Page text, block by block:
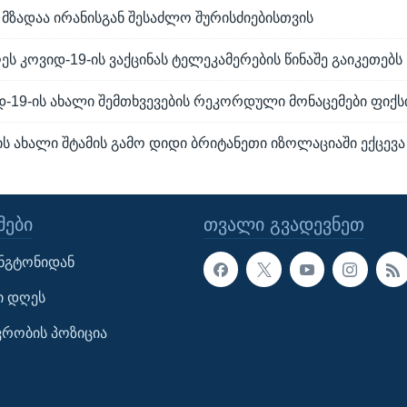
ირანისგან შესაძლო შურისძიებისთვის
კოვიდ-19-ის ვაქცინას ტელეკამერების წინაშე გაიკეთებს
19-ის ახალი შემთხვევების რეკორდული მონაცემები
ახალი შტამის გამო დიდი ბრიტანეთი იზოლაციაში ექცევა
ᲗᲕᲐᲚᲘ ᲒᲕᲐᲓᲔᲕᲜᲔᲗ
დღეს
პოზიცია